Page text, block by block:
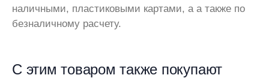
наличными, пластиковыми картами, а а также по
безналичному расчету.
С этим товаром также покупают